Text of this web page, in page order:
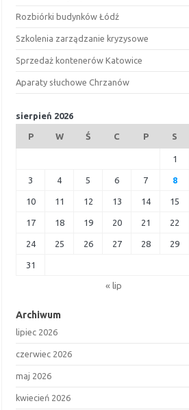
Rozbiórki budynków Łódź
Szkolenia zarządzanie kryzysowe
Sprzedaż kontenerów Katowice
Aparaty słuchowe Chrzanów
sierpień 2026
P W Ś C P S
1
3 4 5 6 7 8
10 11 12 13 14 15
17 18 19 20 21 22
24 25 26 27 28 29
31
« lip
Archiwum
lipiec 2026
czerwiec 2026
maj 2026
kwiecień 2026